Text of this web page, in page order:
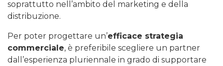
soprattutto nell’ambito del marketing e della
distribuzione.
Per poter progettare un’efficace strategia
commerciale, è preferibile scegliere un partner
dall’esperienza pluriennale in grado di supportare